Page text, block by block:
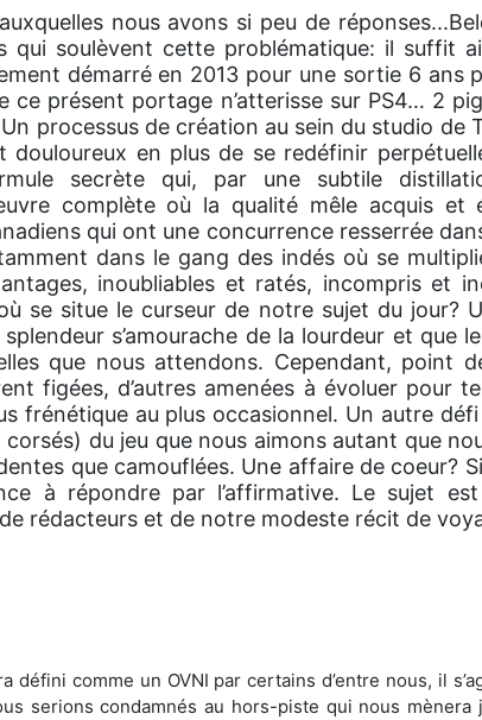
nous avons si peu de
qui soulèvent cette problématique: il suffit
démarré en 2013 pour une sortie 6 ans
ce présent portage n’atterisse sur PS4… 2
processus de création au sein du studio de
douloureux en plus de se redéfinir
secrète qui, par une subtile
complète où la qualité mêle acquis et
qui ont une concurrence resserrée
dans le gang des indés où se
inoubliables et ratés, incompris et
se situe le curseur de notre sujet du jour?
s’amourache de la lourdeur et que
que nous attendons. Cependant, point
figées, d’autres amenées à évoluer pour
frénétique au plus occasionnel. Un autre
corsés) du jeu que nous aimons autant que
que camouflées. Une affaire de coeur?
à répondre par l’affirmative. Le sujet
rédacteurs et de notre modeste récit de
défini comme un OVNI par certains d’entre nous, il
serions condamnés au hors-piste qui nous mènera